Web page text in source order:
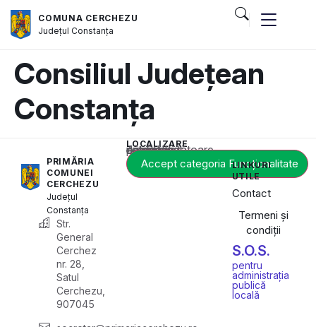
COMUNA CERCHEZU
JudețulConstanța
Consiliul Județean
Constanța
PRIMĂRIA
COMUNEI
CERCHEZU
Județul
Constanța
Str.
General
Cerchez
nr. 28,
Satul
Cerchezu,
907045
LOCALIZARE
Acest conținut este blocat până când acceptați categoria corespunzătoare de cookie-uri.
Accept categoria Funcționalitate
LINKURI
UTILE
Contact
Termeni și
condiții
S.O.S.
pentru
administrația
publică
locală